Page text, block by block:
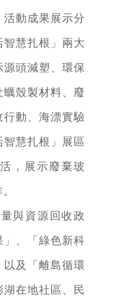
動成果展示分
慧扎根」兩大
頭減塑、環保
殼製材料、廢
動、海漂實驗
慧扎根」展區
，展示廢棄玻
與資源回收政
、「綠色新科
及「離島循環
在地社區、民